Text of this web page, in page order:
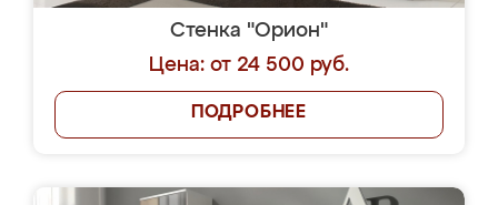
Стенка "Орион"
Цена: от 24 500 руб.
ПОДРОБНЕЕ